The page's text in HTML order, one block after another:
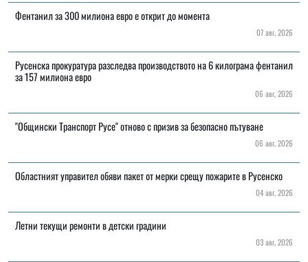
Фентанил за 300 милиона евро е открит до момента
07 авг, 2026
Русенска прокуратура разследва производството на 6 килограма фентанил
за 157 милиона евро
06 авг, 2026
"Общински Транспорт Русе" отново с призив за безопасно пътуване
06 авг, 2026
Областният управител обяви пакет от мерки срещу пожарите в Русенско
04 авг, 2026
Летни текущи ремонти в детски градини
03 авг, 2026